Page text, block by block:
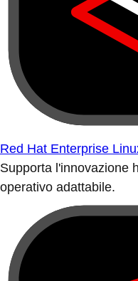
Red Hat Enterprise
Supporta l'innovazione
operativo adattabile.